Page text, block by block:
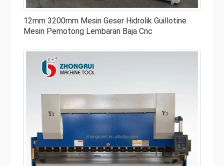
Setelah Anda memutuskan untuk membeli peralatan
geser baru, pastikan Anda mendapatkan mesin yang
sesuai dengan kebutuhan Anda. Setiap bagian dan bagian
komponen ini dapat bervariasi sampai tingkat tertentu
pada setiap mesin, mereka adalah bagian besar dalam
perlu dipertimbangkan saat berbelanja untuk geser
hidrolik untuk dijual:
● Bingkai Utama
Pastikan mainframe Anda kuat dan tahan lama. Rangka
12mm 3200mm Mesin Geser Hidrolik Guillotine
Mesin Pemotong Lembaran Baja Cnc